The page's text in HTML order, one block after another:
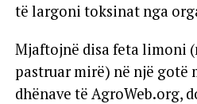
të largoni toksinat nga
Mjaftojnë disa feta limoni
pastruar mirë) në një gotë
dhënave të AgroWeb.org,